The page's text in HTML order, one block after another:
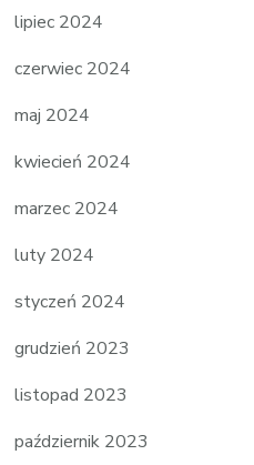
lipiec 2024
czerwiec 2024
maj 2024
kwiecień 2024
marzec 2024
luty 2024
styczeń 2024
grudzień 2023
listopad 2023
październik 2023